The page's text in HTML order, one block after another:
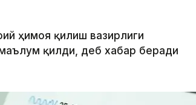
ҳимоя қилиш вазирлиги
қилди, деб хабар беради